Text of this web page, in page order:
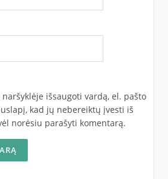
išsaugoti vardą, el. pašto
kad jų nebereiktų įvesti iš
norėsiu parašyti komentarą.